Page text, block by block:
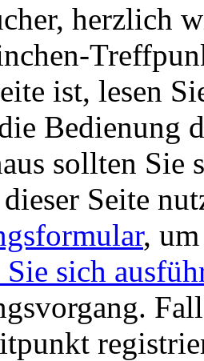
herzlich
ist, lesen
Bedienung
sollten Sie
Seite
,
sich